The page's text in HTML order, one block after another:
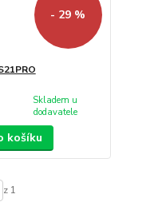
- 29 %
Skladem u
dodavatele
košíku
z 1